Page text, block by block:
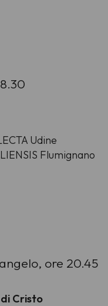
Udine
Flumignano
ore 20.45
Cristo